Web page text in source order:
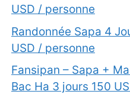
USD / personne
Randonnée Sapa 4
USD / personne
Fansipan – Sapa +
Bac Ha 3 jours 150